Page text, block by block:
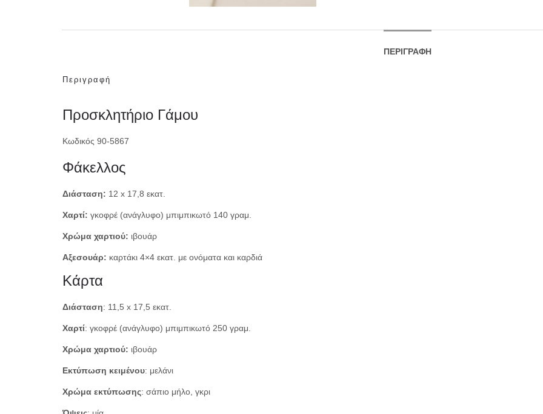
ΠΕΡΙΓΡΑΦΉ
Περιγραφή
Προσκλητήριο Γάμου
Κωδικός 90-5867
Φάκελλος
Διάσταση: 12 x 17,8 εκατ.
Χαρτί: γκοφρέ (ανάγλυφο) μπιμπικωτό 140 γραμ.
Χρώμα χαρτιού: ιβουάρ
Αξεσουάρ: καρτάκι 4×4 εκατ. με ονόματα και καρδιά
Κάρτα
Διάσταση: 11,5 x 17,5 εκατ.
Χαρτί: γκοφρέ (ανάγλυφο) μπιμπικωτό 250 γραμ.
Χρώμα χαρτιού: ιβουάρ
Εκτύπωση κειμένου: μελάνι
Χρώμα εκτύπωσης: σάπιο μήλο, γκρι